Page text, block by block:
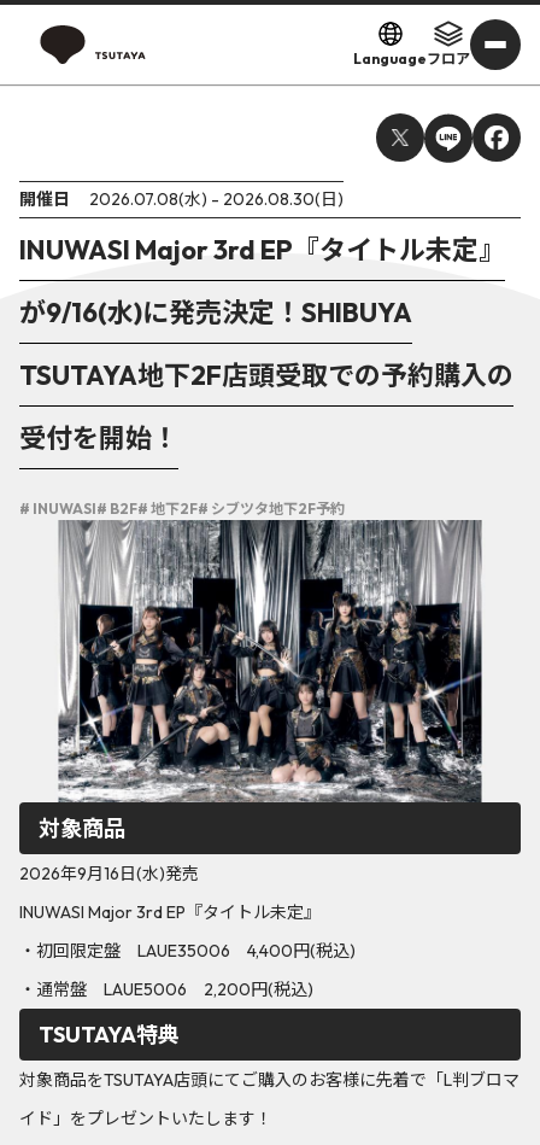
Languageフロア
開催日 2026.07.08(水) - 2026.08.30(日)
INUWASI Major 3rd EP『タイトル未定』
が9/16(水)に発売決定！SHIBUYA
TSUTAYA地下2F店頭受取での予約購入の
受付を開始！
# INUWASI# B2F# 地下2F# シブツタ地下2F予約
対象商品
2026年9月16日(水)発売
INUWASI Major 3rd EP『タイトル未定』
・初回限定盤 LAUE35006 4,400円(税込)
・通常盤 LAUE5006 2,200円(税込)
TSUTAYA特典
対象商品をTSUTAYA店頭にてご購入のお客様に先着で「L判ブロマ
イド」をプレゼントいたします！